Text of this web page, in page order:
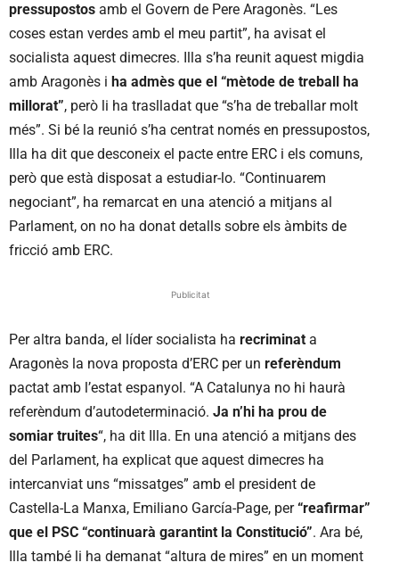
pressupostos amb el Govern de Pere Aragonès. “Les
coses estan verdes amb el meu partit”, ha avisat el
socialista aquest dimecres. Illa s’ha reunit aquest migdia
amb Aragonès i ha admès que el “mètode de treball ha
millorat”, però li ha traslladat que “s’ha de treballar molt
més”. Si bé la reunió s’ha centrat només en pressupostos,
Illa ha dit que desconeix el pacte entre ERC i els comuns,
però que està disposat a estudiar-lo. “Continuarem
negociant”, ha remarcat en una atenció a mitjans al
Parlament, on no ha donat detalls sobre els àmbits de
fricció amb ERC.
Publicitat
Per altra banda, el líder socialista ha recriminat a
Aragonès la nova proposta d’ERC per un referèndum
pactat amb l’estat espanyol. “A Catalunya no hi haurà
referèndum d’autodeterminació. Ja n’hi ha prou de
somiar truites“, ha dit Illa. En una atenció a mitjans des
del Parlament, ha explicat que aquest dimecres ha
intercanviat uns “missatges” amb el president de
Castella-La Manxa, Emiliano García-Page, per“reafirmar”
que el PSC “continuarà garantint la Constitució”. Ara bé,
Illa també li ha demanat “altura de mires” en un moment